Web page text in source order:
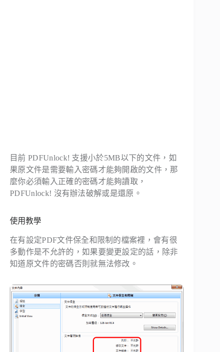
目前 PDFUnlock! 支援小於5MB以下的文件，如
果原文件是需要輸入密碼才能夠開啟的文件，那
麼你必須輸入正確的密碼才能夠讀取，
PDFUnlock! 沒有辦法破解或是還原。
使用教學
在有設定PDF文件保全和限制的檔案裡，會有很
多動作是不允許的，如果要變更設定的話，除非
知道原文件的密碼否則就無法修改。